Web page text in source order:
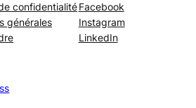
confidentialité
générales
Facebook
Instagram
LinkedIn